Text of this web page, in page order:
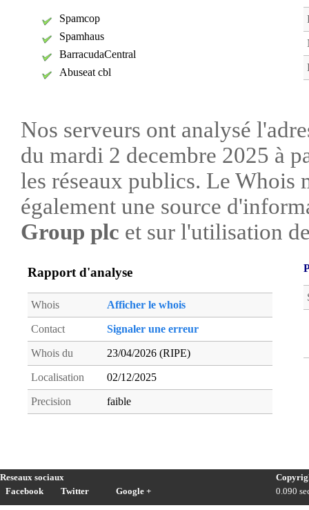
Spamcop
Spamhaus
BarracudaCentral
Abuseat cbl
Nos serveurs ont analysé
du mardi 2 decembre 2025 à
les réseaux publics. Le Whois
également une source
Group plc et sur l'utilisation
Rapport d'analyse
Whois Afficher le whois
Contact Signaler une erreur
Whois du 23/04/2026 (RIPE)
Localisation 02/12/2025
Precision faible
Reseaux sociaux
Facebook
Twitter Google +
0.090